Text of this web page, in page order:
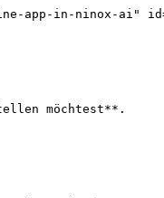
app-in-ninox-ai"
möchtest**.